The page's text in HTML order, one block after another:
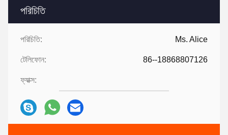
পরিচিতি
পরিচিতি: Ms. Alice
টেলিফোন: 86--18868807126
ফ্যাক্স: